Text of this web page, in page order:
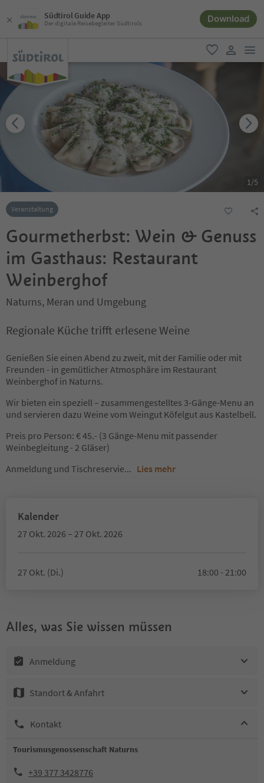
Südtirol Guide App
Der digitale Reisebegleiter Südtirols Download
favorit
user link
1/5
Veranstaltung
Gourmetherbst: Wein & Genuss
im Gasthaus: Restaurant
Weinberghof
Naturns, Meran und Umgebung
Regionale Küche trifft erlesene Weine
Genießen Sie einen Abend zu zweit, mit der Familie oder mit
Freunden - in gemütlicher Atmosphäre im Restaurant
Weinberghof in Naturns.
Wir bieten ein speziell – zusammengestelltes 3-Gänge-Menu an
und servieren dazu Weine vom Weingut Köfelgut aus Kastelbell.
Preis pro Person: € 45.- (3 Gänge-Menu mit passender
Weinbegleitung - 2 Gläser)
Anmeldung und Tischreservie... Lies mehr
Kalender
27 Okt. 2026 – 27 Okt. 2026
27 Okt. (Di.) 18:00 - 21:00
Alles, was Sie wissen müssen
Anmeldung
Standort & Anfahrt
Kontakt
Tourismusgenossenschaft Naturns
+39 377 3428776